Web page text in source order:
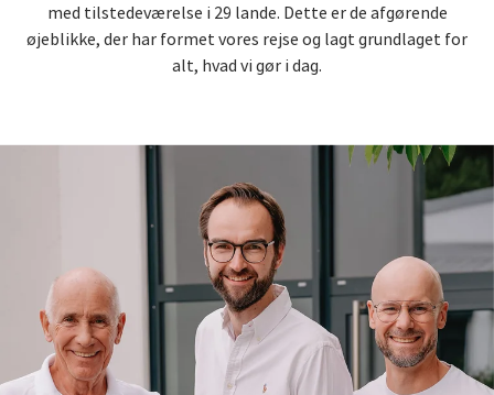
med tilstedeværelse i 29 lande. Dette er de afgørende
øjeblikke, der har formet vores rejse og lagt grundlaget for
alt, hvad vi gør i dag.